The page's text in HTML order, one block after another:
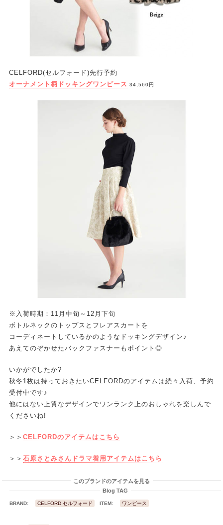
CELFORD(セルフォード)先行予約
オーナメント柄ドッキングワンピース 34,560円
※入荷時期：11月中旬～12月下旬
ボトルネックのトップスとフレアスカートを
コーディネートしているかのようなドッキングデザイン♪
あえてのぞかせたバックファスナーもポイント◎
いかがでしたか?
秋冬1枚は持っておきたいCELFORDのアイテムは続々入荷、予約
受付中です♪
他にはない上質なデザインでワンランク上のおしゃれを楽しんで
くださいね!
＞＞ CELFORDのアイテムはこちら
＞＞ 石原さとみさんドラマ着用アイテムはこちら
このブランドのアイテムを見る
Blog TAG
BRAND: CELFORD セルフォード ITEM: ワンピース